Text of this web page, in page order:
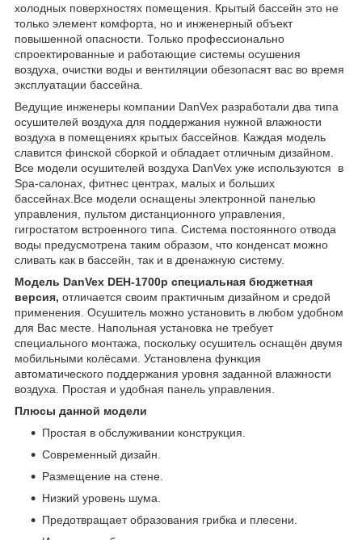
холодных поверхностях помещения. Крытый бассейн это не
только элемент комфорта, но и инженерный объект
повышенной опасности. Только профессионально
спроектированные и работающие системы осушения
воздуха, очистки воды и вентиляции обезопасят вас во время
эксплуатации бассейна.
Ведущие инженеры компании DanVex разработали два типа
осушителей воздуха для поддержания нужной влажности
воздуха в помещениях крытых бассейнов. Каждая модель
славится финской сборкой и обладает отличным дизайном.
Все модели осушителей воздуха DanVex уже используются в
Spa-салонах, фитнес центрах, малых и больших
бассейнах.Все модели оснащены электронной панелью
управления, пультом дистанционного управления,
гигростатом встроенного типа. Система постоянного отвода
воды предусмотрена таким образом, что конденсат можно
сливать как в бассейн, так и в дренажную систему.
Модель DanVex DEH-1700p специальная бюджетная
версия, отличается своим практичным дизайном и средой
применения. Осушитель можно установить в любом удобном
для Вас месте. Напольная установка не требует
специального монтажа, поскольку осушитель оснащён двумя
мобильными колёсами. Установлена функция
автоматического поддержания уровня заданной влажности
воздуха. Простая и удобная панель управления.
Плюсы данной модели
Простая в обслуживании конструкция.
Современный дизайн.
Размещение на стене.
Низкий уровень шума.
Предотвращает образования грибка и плесени.